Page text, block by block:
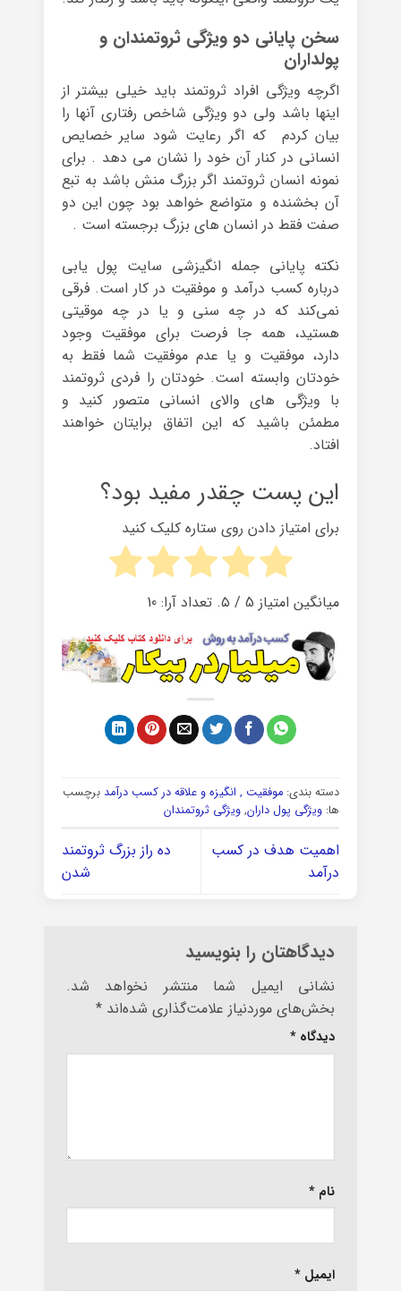
سخن پایانی دو ویژگی ثروتمندان و
پولداران
اگرچه ویژگی افراد ثروتمند باید خیلی بیشتر از
اینها باشد ولی دو ویژگی شاخص رفتاری آنها را
بیان کردم که اگر رعایت شود سایر خصایص
انسانی در کنار آن خود را نشان می دهد . برای
نمونه انسان ثروتمند اگر بزرگ منش باشد به تبع
آن بخشنده و متواضع خواهد بود چون این دو
صفت فقط در انسان های بزرگ برجسته است .
نکته پایانی جمله انگیزشی سایت پول یابی
درباره کسب درآمد و موفقیت در کار است. فرقی
نمی‌کند که در چه سنی و یا در چه موقیتی
هستید، همه جا فرصت برای موفقیت وجود
دارد، موفقیت و یا عدم موفقیت شما فقط به
خودتان وابسته است. خودتان را فردی ثروتمند
با ویژگی های والای انسانی متصور کنید و
مطمئن باشید که این اتفاق برایتان خواهند
افتاد.
این پست چقدر مفید بود؟
برای امتیاز دادن روی ستاره کلیک کنید
میانگین امتیاز 5/ ۵. تعداد آرا: 10
دسته بندی: موفقیت , انگیزه و علاقه در کسب درآمد برچسب
ها: ویژگی پول داران, ویژگی ثروتمندان
اهمیت هدف در کسب
درآمد
ده راز بزرگ ثروتمند
شدن
دیدگاهتان را بنویسید
نشانی ایمیل شما منتشر نخواهد شد.
بخش‌های موردنیاز علامت‌گذاری شده‌اند *
دیدگاه *
نام *
ایمیل *